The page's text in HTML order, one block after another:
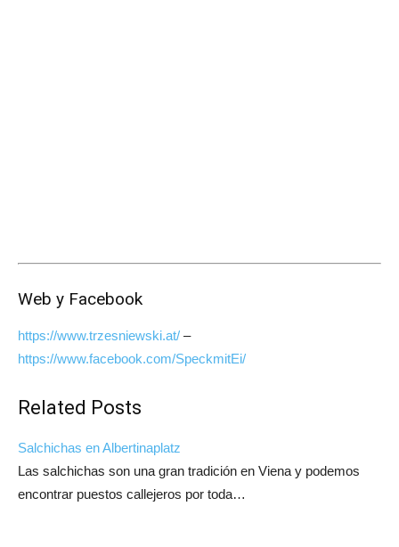
Web y Facebook
https://www.trzesniewski.at/ –
https://www.facebook.com/SpeckmitEi/
Related Posts
Salchichas en Albertinaplatz
Las salchichas son una gran tradición en Viena y podemos
encontrar puestos callejeros por toda…